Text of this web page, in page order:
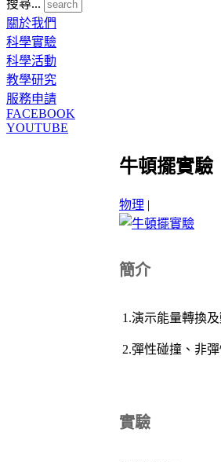
搜尋...
關於我們
科學實驗
科學活動
教學研究
服務申請
FACEBOOK
YOUTUBE
牛頓擺實驗
物理 |
簡介
1.演示能量轉換
2.彈性碰撞、非
實驗